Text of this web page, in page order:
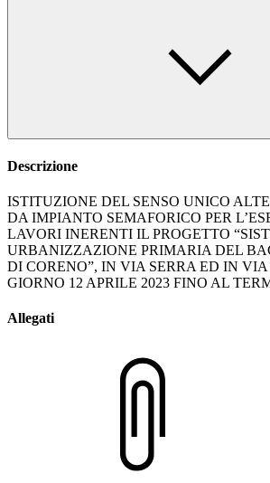
Descrizione
ISTITUZIONE DEL SENSO UNICO
DA IMPIANTO SEMAFORICO PER
LAVORI INERENTI IL PROGETTO
URBANIZZAZIONE PRIMARIA DEL
DI CORENO”, IN VIA SERRA ED IN
GIORNO 12 APRILE 2023 FINO AL
Allegati